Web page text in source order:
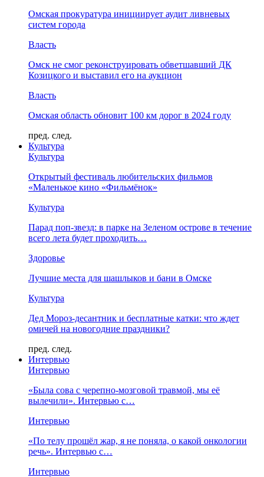
Омская прокуратура инициирует аудит ливневых
систем города
Власть
Омск не смог реконструировать обветшавший ДК
Козицкого и выставил его на аукцион
Власть
Омская область обновит 100 км дорог в 2024 году
пред. след.
Культура
Культура
Открытый фестиваль любительских фильмов
«Маленькое кино «Фильмёнок»
Культура
Парад поп-звезд: в парке на Зеленом острове в течение
всего лета будет проходить…
Здоровье
Лучшие места для шашлыков и бани в Омске
Культура
Дед Мороз-десантник и бесплатные катки: что ждет
омичей на новогодние праздники?
пред. след.
Интервью
Интервью
«Была сова с черепно-мозговой травмой, мы её
вылечили». Интервью с…
Интервью
«По телу прошёл жар, я не поняла, о какой онкологии
речь». Интервью с…
Интервью